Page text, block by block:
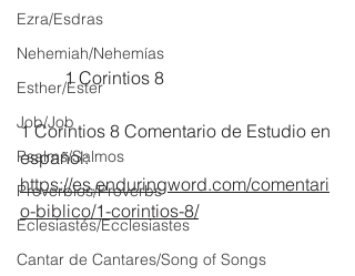
Ezra/Esdras
Nehemiah/Nehemías
Esther/Ester
Job/Job
Psalms/Salmos
Proverbios/Proverbs
Eclesiastés/Ecclesiastes
Cantar de Cantares/Song of Songs
          1 Corintios 8
1 Corintios 8 Comentario de Estudio en
español:
https://es.enduringword.com/comentari
o-biblico/1-corintios-8/